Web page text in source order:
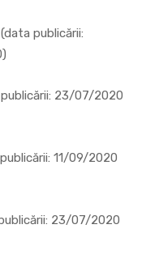
(data publicării:
23/07/2020
11/09/2020
23/07/2020